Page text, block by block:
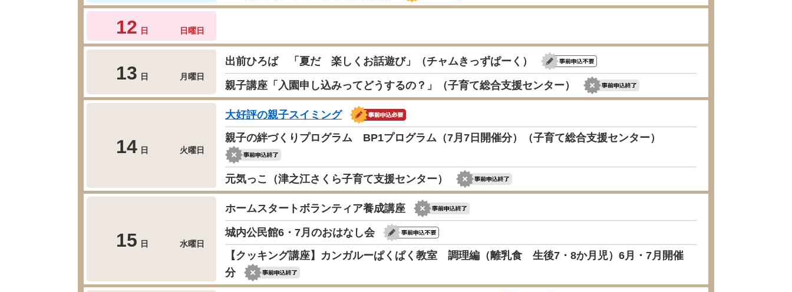
12 日 日曜日
13 日 月曜日
出前ひろば 「夏だ 楽しくお話遊び」（チャムきっずぱーく）
親子講座「入園申し込みってどうするの？」（子育て総合支援センター）
14 日 火曜日
大好評の親子スイミング
親子の絆づくりプログラム BP1プログラム（7月7日開催分）（子育て総合支援センター）
元気っこ（津之江さくら子育て支援センター）
15 日 水曜日
ホームスタートボランティア養成講座
城内公民館6・7月のおはなし会
【クッキング講座】カンガルーぱくぱく教室 調理編（離乳食 生後7・8か月児）6月・7月開催
分